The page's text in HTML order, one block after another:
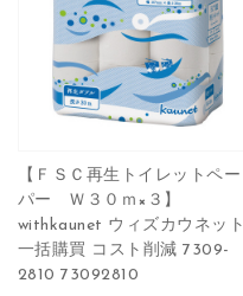
【ＦＳＣ再生トイレットペー
パー Ｗ３０ｍ×３】
withkaunet ウィズカウネット
一括購買 コスト削減 7309-
2810 73092810